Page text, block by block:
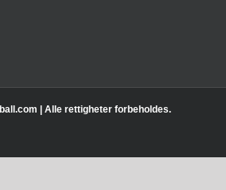
| Alle rettigheter forbeholdes.